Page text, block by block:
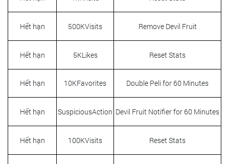
Hết hạn 500KVisits Remove Devil Fruit
Hết hạn 5KLikes Reset Stats
Hết hạn 10KFavorites Double Peli for 60 Minutes
Hết hạn SuspiciousAction Devil Fruit Notifier for 60 Minutes
Hết hạn 100KVisits Reset Stats